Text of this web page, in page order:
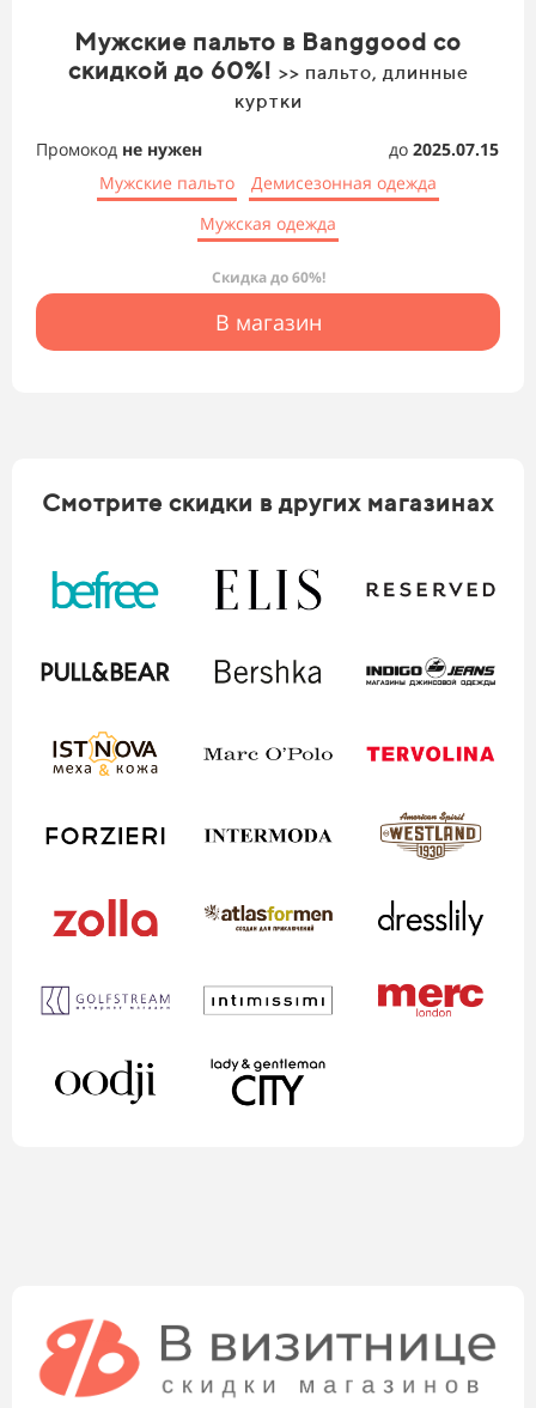
Мужские пальто в Banggood со
скидкой до 60%! >> пальто, длинные
куртки
Промокод не нужен до 2025.07.15
Мужские пальто
Демисезонная одежда
Мужская одежда
Скидка до 60%!
В магазин
Смотрите скидки в других магазинах